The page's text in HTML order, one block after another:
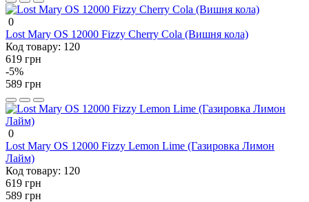
0
Lost Mary OS 12000 Fizzy Cherry Cola (Вишня кола)
Код товару: 120
619 грн
-5%
589 грн
0
Lost Mary OS 12000 Fizzy Lemon Lime (Газировка Лимон
Лайм)
Код товару: 120
619 грн
589 грн